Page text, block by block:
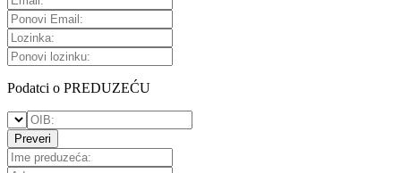
Podatci o PREDUZEĆU
Preveri